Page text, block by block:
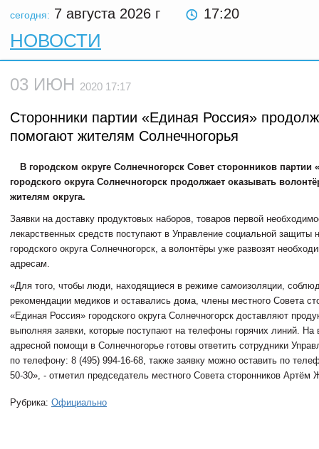
сегодня: 7 августа 2026 г 17:20
НОВОСТИ
03 ИЮН 2020 17:17
Сторонники партии «Единая Россия»
помогают жителям Солнечногорья
В городском округе Солнечногорск Совет сторонников партии
городского округа Солнечногорск продолжает оказывать
жителям округа.
Заявки на доставку продуктовых наборов, товаров первой
лекарственных средств поступают в Управление социальной защиты
городского округа Солнечногорск, а волонтёры уже развозят
адресам.
«Для того, чтобы люди, находящиеся в режиме самоизоляции,
рекомендации медиков и оставались дома, члены местного Совета
«Единая Россия» городского округа Солнечногорск доставляют
выполняя заявки, которые поступают на телефоны горячих линий. На
адресной помощи в Солнечногорье готовы ответить сотрудники
по телефону: 8 (495) 994-16-68, также заявку можно оставить по
50-30», - отметил председатель местного Совета сторонников Артём
Рубрика: Официально